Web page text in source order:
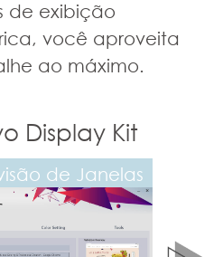
de exibição
você aproveita
ao máximo.
Display Kit
de Modo de